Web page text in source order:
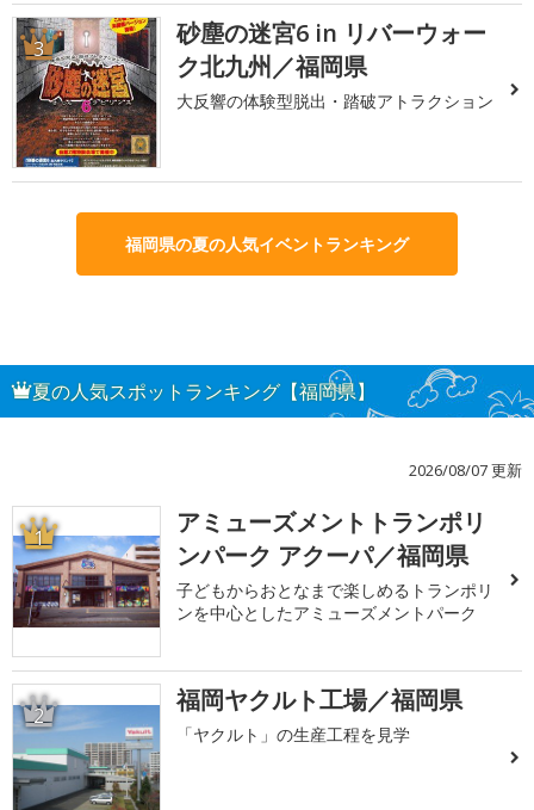
3
砂塵の迷宮6 in リバーウォー
ク北九州／福岡県
大反響の体験型脱出・踏破アトラクション
福岡県の夏の人気イベントランキング
夏の人気スポットランキング【福岡県】
2026/08/07 更新
1
アミューズメントトランポリ
ンパーク アクーパ／福岡県
子どもからおとなまで楽しめるトランポリ
ンを中心としたアミューズメントパーク
2 福岡ヤクルト工場／福岡県
「ヤクルト」の生産工程を見学